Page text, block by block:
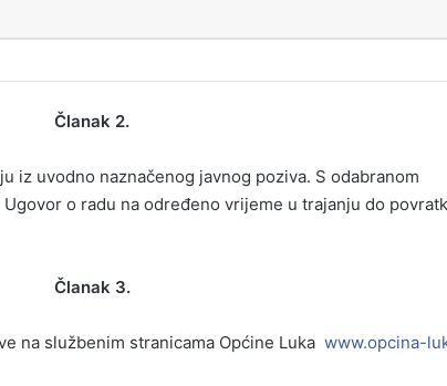
Članak 2.
iz uvodno naznačenog javnog poziva. S odabranom
o radu na određeno vrijeme u trajanju do
Članak 3.
na službenim stranicama Općine Luka www.opcina-